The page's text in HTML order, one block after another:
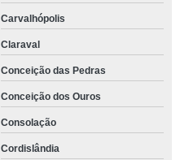
Carvalhópolis
Claraval
Conceição das Pedras
Conceição dos Ouros
Consolação
Cordislândia